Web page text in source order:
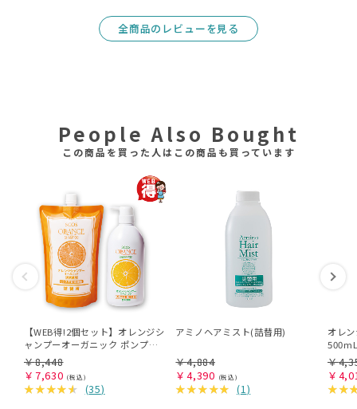
全商品のレビューを見る
People Also Bought
この商品を買った人はこの商品も買っています
【WEB得!2個セット】オレンジシ
ャンプーオーガニック ポンプ
(500mL)＆詰替用(485mL)セット
￥8,448
￥ 7,630
(35)
アミノヘアミスト(詰替用)
￥4,884
￥4,390
(1)
オレ
￥
￥